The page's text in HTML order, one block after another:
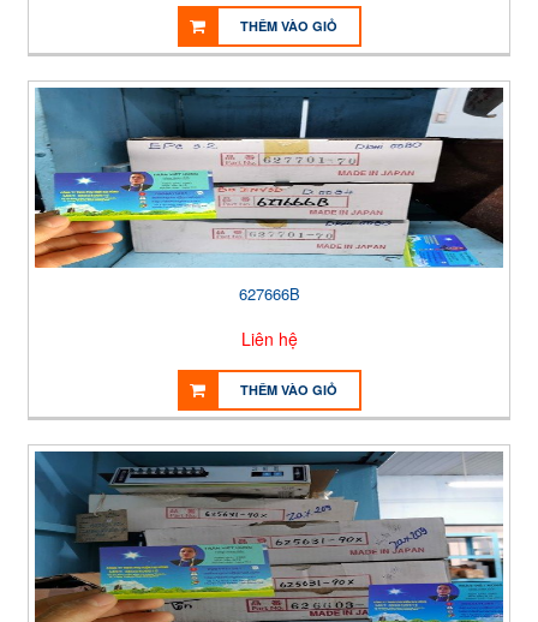
THÊM VÀO GIỎ
627666B
Liên hệ
THÊM VÀO GIỎ